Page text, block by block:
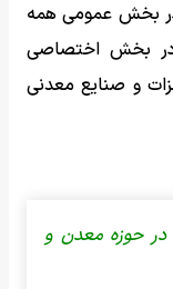
بخش عمومی همه
در بخش اختصاصی
و صنایع معدنی
در حوزه معدن و